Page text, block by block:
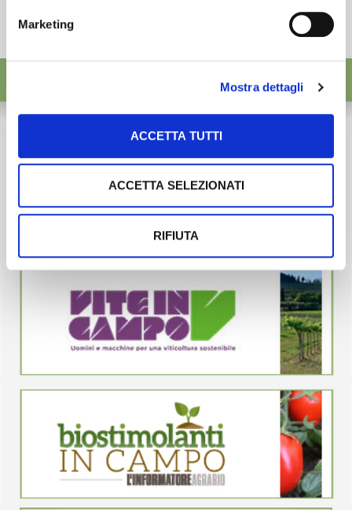
Marketing
Mostra dettagli
ACCETTA TUTTI
ACCETTA SELEZIONATI
RIFIUTA